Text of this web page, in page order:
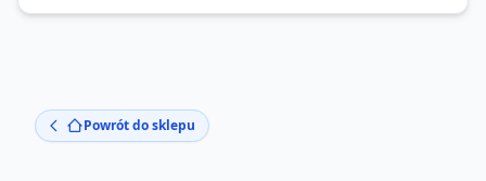
Powrót do sklepu